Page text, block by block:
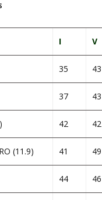
I V
35 43
37 43
42 42
(11.9) 41 49
44 46